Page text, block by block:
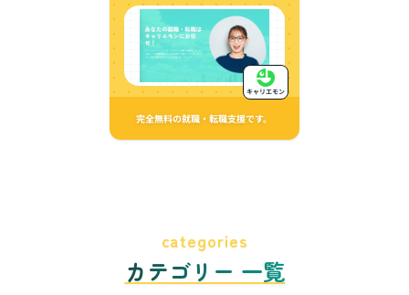
完全無料の就職・転職支援です。
キャリエモン
categories
カテゴリー 一覧